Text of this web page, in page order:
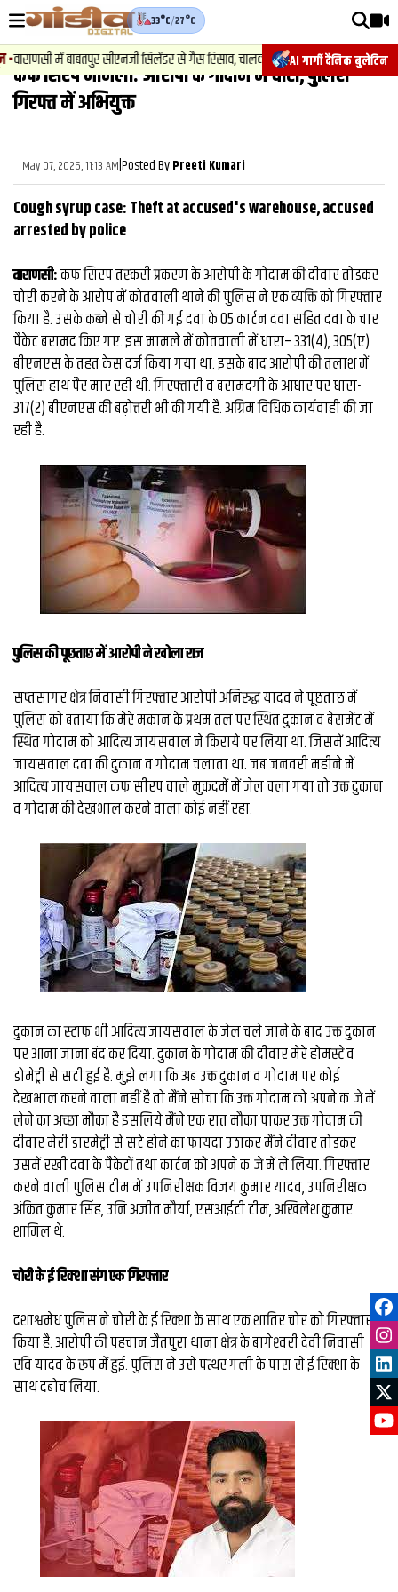
AI गार्गी दैनिक बुलेटिन
33°C/27°C
में बाबतपुर सीएनजी सिलेंडर से गैस रिसाव, चालक की सूझबूझ से टला बड़ा हादसा.
वीडियोज़
वाराणसी न्यूज़
राजनीति
फिल्मी
साहित्य
संस्कृति
ख़ान पान और जीवनशैली
अंतरराष्ट्रीय
फैक्ट चेक
व्यापार
मौसम
देश
कफ सिरप मामला: आरोपी के गोदाम में चोरी, पुलिस
गिरफ्त में अभियुक्त
May 07, 2026, 11:13 AM|Posted ByPreeti Kumari
Cough syrup case: Theft at accused's warehouse, accused
arrested by police
वाराणसी:कफ सिरप तस्‍करी प्रकरण के आरोपी के गोदाम की दीवार तोडकर
चोरी करने के आरोप में कोतवाली थाने की पुलिस ने एक व्‍यक्ति को गिरफ्तार
किया है. उसके कब्‍जे से चोरी की गई दवा के 05 कार्टन दवा सहित दवा के चार
पैकेट बरामद किए गए. इस मामले में कोतवाली में धारा– 331(4), 305(ए)
बीएनएस के तहत केस दर्ज किया गया था. इसके बाद आरोपी की तलाश में
पुलिस हाथ पैर मार रही थी. गिरफ्तारी व बरामदगी के आधार पर धारा-
317(2) बीएनएस की बढ़ोत्तरी भी की गयी है. अग्रिम विधिक कार्यवाही की जा
रही है.
पुलिस की पूछताछ में आरोपी ने खोला राज
सप्‍तसागर क्षेत्र निवासी गिरफ्तार आरोपी अनिरुद्ध यादव ने पूछताछ में
पुलिस को बताया कि मेरे मकान के प्रथम तल पर स्थित दुकान व बेसमेंट में
स्थित गोदाम को आदित्य जायसवाल ने किराये पर लिया था. जिसमें आदित्य
जायसवाल दवा की दुकान व गोदाम चलाता था. जब जनवरी महीने में
आदित्य जायसवाल कफ सीरप वाले मुकदमें में जेल चला गया तो उक्त दुकान
व गोदाम की देखभाल करने वाला कोई नहीं रहा.
दुकान का स्टाफ भी आदित्य जायसवाल के जेल चले जाने के बाद उक्त दुकान
पर आना जाना बंद कर दिया. दुकान के गोदाम की दीवार मेरे होमस्टे व
डोमेट्री से सटी हुई है. मुझे लगा कि अब उक्त दुकान व गोदाम पर कोई
देखभाल करने वाला नहीं है तो मैंने सोचा कि उक्त गोदाम को अपने कब्जे में
लेने का अच्छा मौका है इसलिये मैंने एक रात मौका पाकर उक्त गोदाम की
दीवार मेरी डारमेट्री से सटे होने का फायदा उठाकर मैंने दीवार तोड़कर
उसमें रखी दवा के पैकेटों तथा कार्टन को अपने कब्जे में ले लिया. गिरफ्तार
करने वाली पुलिस टीम में उपनिरीक्षक विजय कुमार यादव, उपनिरीक्षक
अंकित कुमार सिंह, उनि अजीत मौर्या, एसआईटी टीम, अखिलेश कुमार
शामिल थे.
चोरी के ई रिक्‍शा संग एक गिरफ्तार
दशाश्वमेध पुलिस ने चोरी के ई रिक्‍शा के साथ एक शातिर चोर को गिरफ्तार
किया है. आरोपी की पहचान जैतपुरा थाना क्षेत्र के बागेश्‍वरी देवी निवासी
रवि यादव के रूप में हुई. पुलिस ने उसे पत्थर गली के पास से ई रिक्‍शा के
साथ दबोच लिया.